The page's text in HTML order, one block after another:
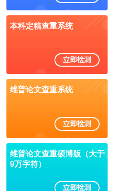
本科定稿查重系统
维普论文查重系统
维普论文查重硕博版（大于
9万字符）